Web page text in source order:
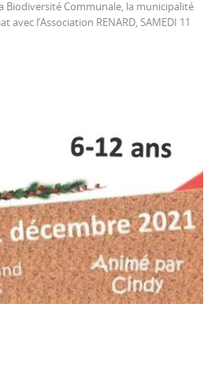
Biodiversité Communale, la municipalité
l’Association RENARD, SAMEDI 11